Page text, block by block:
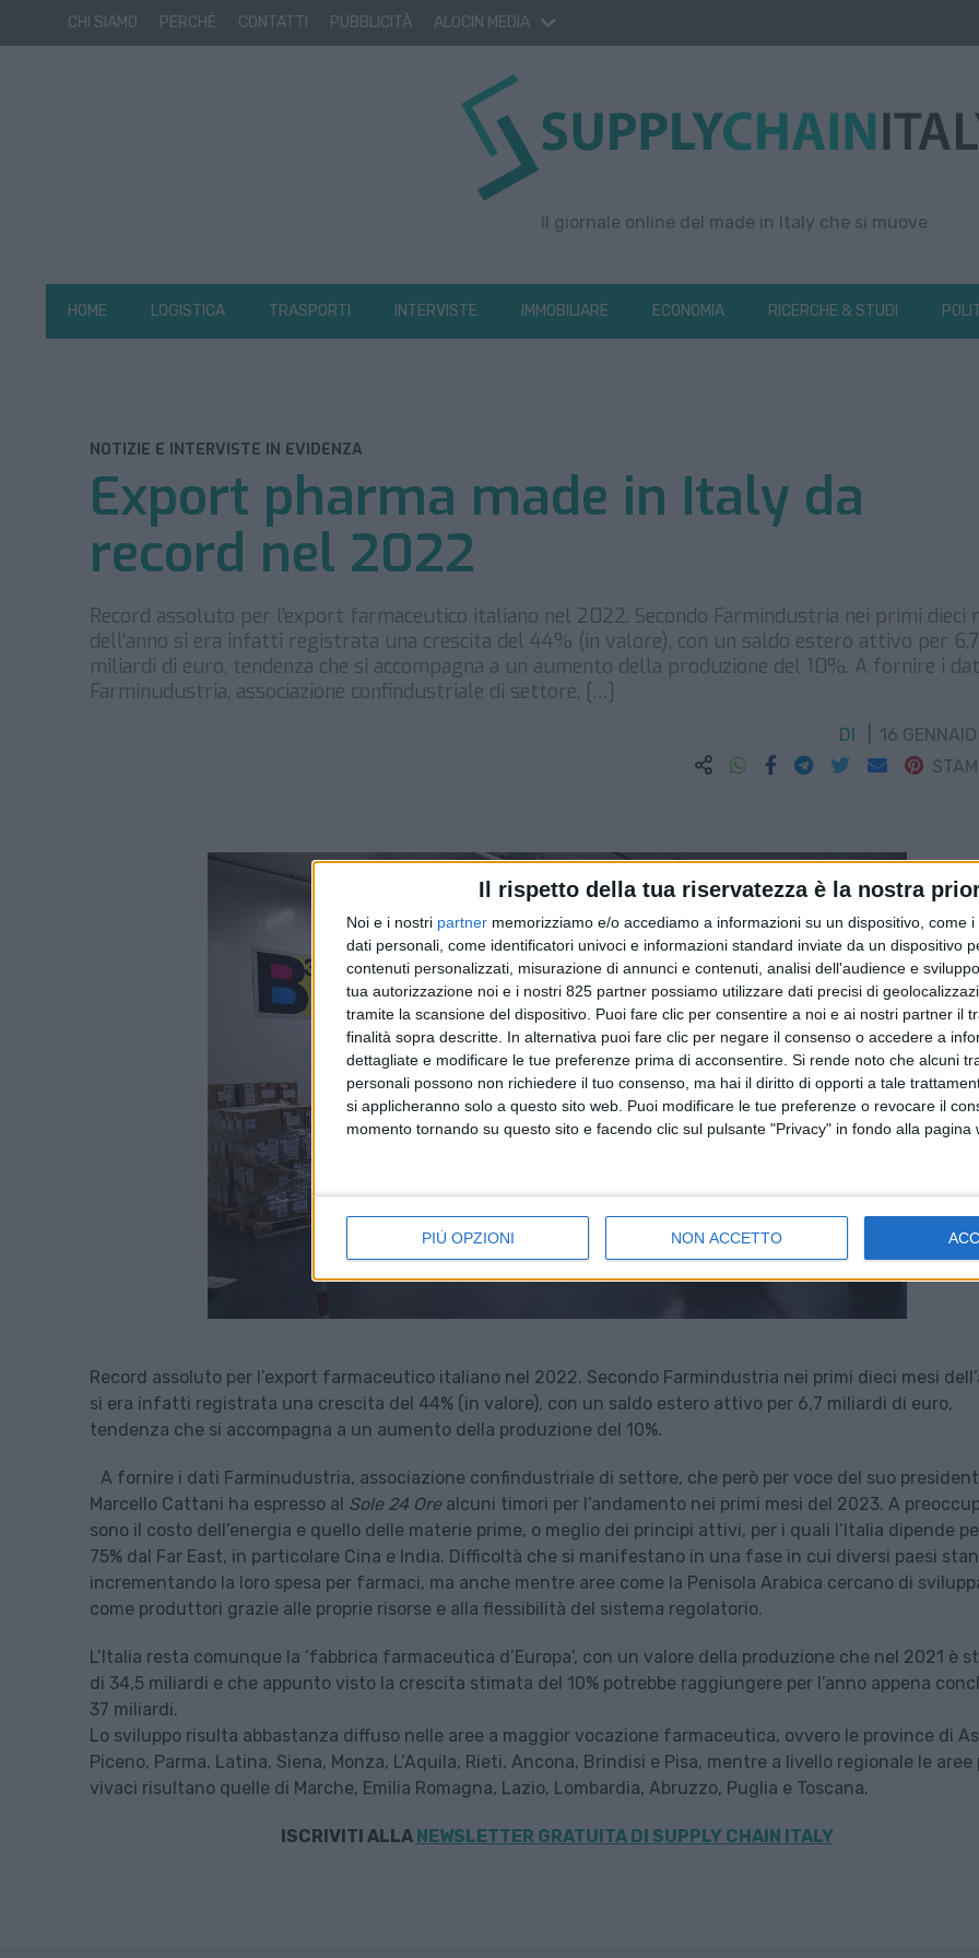
Il rispetto della tua riservatezza è la nostra
Noi e i nostri partner memorizziamo e/o accediamo a informazioni su un dispositivo, come
dati personali, come identificatori univoci e informazioni standard inviate da un dispositivo
contenuti personalizzati, misurazione di annunci e contenuti, analisi dell'audience e
tua autorizzazione noi e i nostri 825 partner possiamo utilizzare dati precisi di
tramite la scansione del dispositivo. Puoi fare clic per consentire a noi e ai nostri partner il
finalità sopra descritte. In alternativa puoi fare clic per negare il consenso o accedere a
dettagliate e modificare le tue preferenze prima di acconsentire. Si rende noto che alcuni
personali possono non richiedere il tuo consenso, ma hai il diritto di opporti a tale
si applicheranno solo a questo sito web. Puoi modificare le tue preferenze o revocare il
momento tornando su questo sito e facendo clic sul pulsante "Privacy" in fondo alla pagina
PIÙ OPZIONI NON ACCETTO
CHI SIAMO PERCHÈ CONTATTI PUBBLICITÀ ALOCIN MEDIA
Il giornale online del made in Italy che si muove
HOME LOGISTICA TRASPORTI INTERVISTE IMMOBILIARE ECONOMIA RICERCHE & STUDI
NOTIZIE E INTERVISTE IN EVIDENZA
Export pharma made in Italy da
record nel 2022
Record assoluto per l’export farmaceutico italiano nel 2022. Secondo Farmindustria nei primi dieci
dell’anno si era infatti registrata una crescita del 44% (in valore), con un saldo estero attivo per 6,7
miliardi di euro, tendenza che si accompagna a un aumento della produzione del 10%. A fornire i
Farminudustria, associazione confindustriale di settore, […]
DI
16
Record assoluto per l’export farmaceutico italiano nel 2022. Secondo Farmindustria nei primi dieci mesi
si era infatti registrata una crescita del 44% (in valore), con un saldo estero attivo per 6,7 miliardi di euro,
tendenza che si accompagna a un aumento della produzione del 10%.
A fornire i dati Farminudustria, associazione confindustriale di settore, che però per voce del suo
Marcello Cattani ha espresso al Sole 24 Orealcuni timori per l’andamento nei primi mesi del 2023. A
sono il costo dell’energia e quello delle materie prime, o meglio dei principi attivi, per i quali l’Italia dipende
75% dal Far East, in particolare Cina e India. Difficoltà che si manifestano in una fase in cui diversi paesi
incrementando la loro spesa per farmaci, ma anche mentre aree come la Penisola Arabica cercano di
come produttori grazie alle proprie risorse e alla flessibilità del sistema regolatorio.
L’Italia resta comunque la ‘fabbrica farmaceutica d’Europa’, con un valore della produzione che nel 2021 è
di 34,5 miliardi e che appunto visto la crescita stimata del 10% potrebbe raggiungere per l’anno appena
37 miliardi.
Lo sviluppo risulta abbastanza diffuso nelle aree a maggior vocazione farmaceutica, ovvero le province di
Piceno, Parma, Latina, Siena, Monza, L’Aquila, Rieti, Ancona, Brindisi e Pisa, mentre a livello regionale le aree
vivaci risultano quelle di Marche, Emilia Romagna, Lazio, Lombardia, Abruzzo, Puglia e Toscana.
ISCRIVITI ALLA NEWSLETTER GRATUITA DI SUPPLY CHAIN ITALY